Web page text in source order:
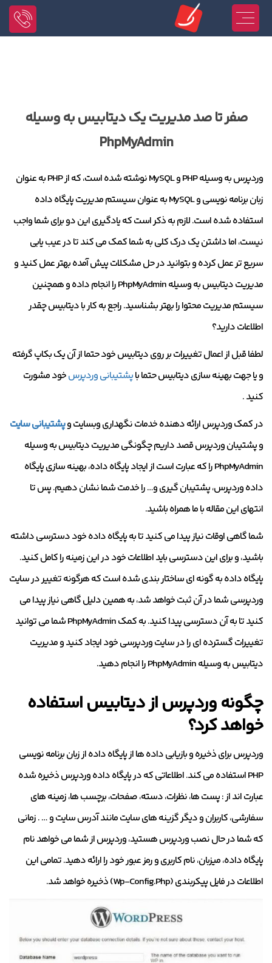
صفر تا صد مدیریت یک دیتابیس به وسیله
PhpMyAdmin
وردپرس به وسیله PHP و MySQL نوشته شده است، که از PHP به عنوان
زبان برنامه نویسی و MySQL به عنوان سیستم مدیریت پایگاه داده
استفاده شده است. لازم به ذکر است که یادگیری این دو برای شما واجب
نیست، اما داشتن یک درک کلی به شما کمک می کند تا در عیب یابی
سریع تر عمل کرده و بتوانید در حل مشکلات پیش آمده بهتر عمل کنید و
مدیریت دیتابیس به وسیله PhpMyAdmin را انجام داده و همچنین
سیستم مدیریت محتوا را بهتر بشناسید. راجع به کار با دیتابیس چقدر
اطلاعات دارید؟
لطفا قبل از اعمال تغییرات بر روی دیتابیس خود حتما از آن یک بکاپ گرفته
و یا جهت بهینه سازی دیتابیس حتما باپشتیبانی وردپرسخود مشورت
کنید .
در کمک وردپرس ارائه دهنده خدمات نگهداری وبسایت وپشتیبانی سایت
و پشتیبان وردپرس قصد داریم چگونگی مدیریت دیتابیس به وسیله
PhpMyAdmin را که عبارت است از ایجاد پایگاه داده، بهینه سازی پایگاه
داده وردپرس، پشتیبان گیری و… را خدمت شما نشان دهیم. پس تا
انتهای این مقاله با ما همراه باشید.
شما گاهی اوقات نیاز پیدا می کنید تا به پایگاه داده خود دسترسی داشته
باشید، و برای این دسترسی باید اطلاعات خود در این زمینه را کامل کنید.
پایگاه داده به گونه ای ساختار بندی شده است که هرگونه تغییر در سایت
وردپرسی شما در آن ثبت خواهد شد، به همین دلیل گاهی نیاز پیدا می
کنید تا به آن دسترسی پیدا کنید. به کمک PhpMyAdmin شما می توانید
تغییرات گسترده ای را در سایت وردپرسی خود ایجاد کنید و مدیریت
دیتابیس به وسیله PhpMyAdmin را انجام دهید.
چگونه وردپرس از دیتابیس استفاده
خواهد کرد؟
وردپرس برای ذخیره و بازیابی داده ها از پایگاه داده از زبان برنامه نویسی
PHP استفاده می کند. اطلاعاتی که در پایگاه داده وردپرس ذخیره شده
عبارت اند از : پست ها، نظرات، دسته، صفحات، برچسب ها، زمینه های
سفارشی، کاربران و دیگر گزینه های سایت مانند آدرس سایت و … . زمانی
که شما در حال نصب وردپرس هستید، وردپرس از شما می خواهد نام
پایگاه داده، میزبان، نام کاربری و رمز عبور خود را ارائه دهید. تمامی این
اطلاعات در فایل پیکربندی (Wp-Config.Php) ذخیره خواهد شد.